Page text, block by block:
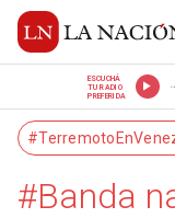
ESCUCHÁ
TU RADIO
PREFERIDA
#Banda